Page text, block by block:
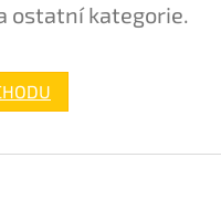
ostatní kategorie.